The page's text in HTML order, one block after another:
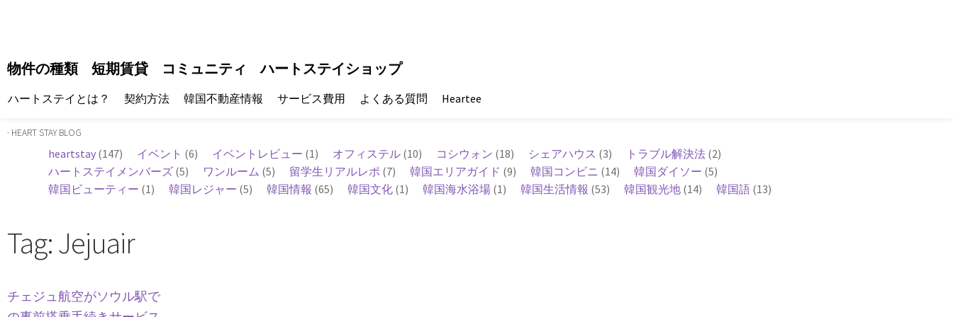
物件の種類 短期賃貸 コミュニティ ハートステイショップ
ハートステイとは？ 契約方法 韓国不動産情報 サービス費用 よくある質問 Heartee
· HEART STAY BLOG
heartstay (147) イベント (6) イベントレビュー (1) オフィステル (10) コシウォン (18) シェアハウス (3) トラブル解決法 (2)
ハートステイメンバーズ (5) ワンルーム (5) 留学生リアルレポ (7) 韓国エリアガイド (9) 韓国コンビニ (14) 韓国ダイソー (5)
韓国ビューティー (1) 韓国レジャー (5) 韓国情報 (65) 韓国文化 (1) 韓国海水浴場 (1) 韓国生活情報 (53) 韓国観光地 (14) 韓国語 (13)
Tag: Jejuair
チェジュ航空がソウル駅で